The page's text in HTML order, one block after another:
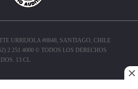
URREJOLA #0848, SANTIAGO, CHILE
2 251 4000 © TODOS LOS DERECHOS
13.CL